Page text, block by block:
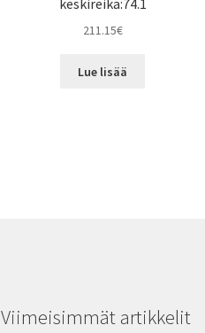
keskireikä:74.1
211.15€
Lue lisää
Viimeisimmät artikkelit